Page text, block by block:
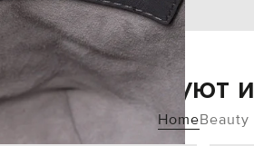
Добавьте уют
HomeBeauty